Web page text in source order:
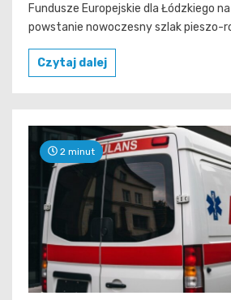
Fundusze Europejskie dla Łódzkiego
powstanie nowoczesny szlak pieszo-
Czytaj dalej
2 minut